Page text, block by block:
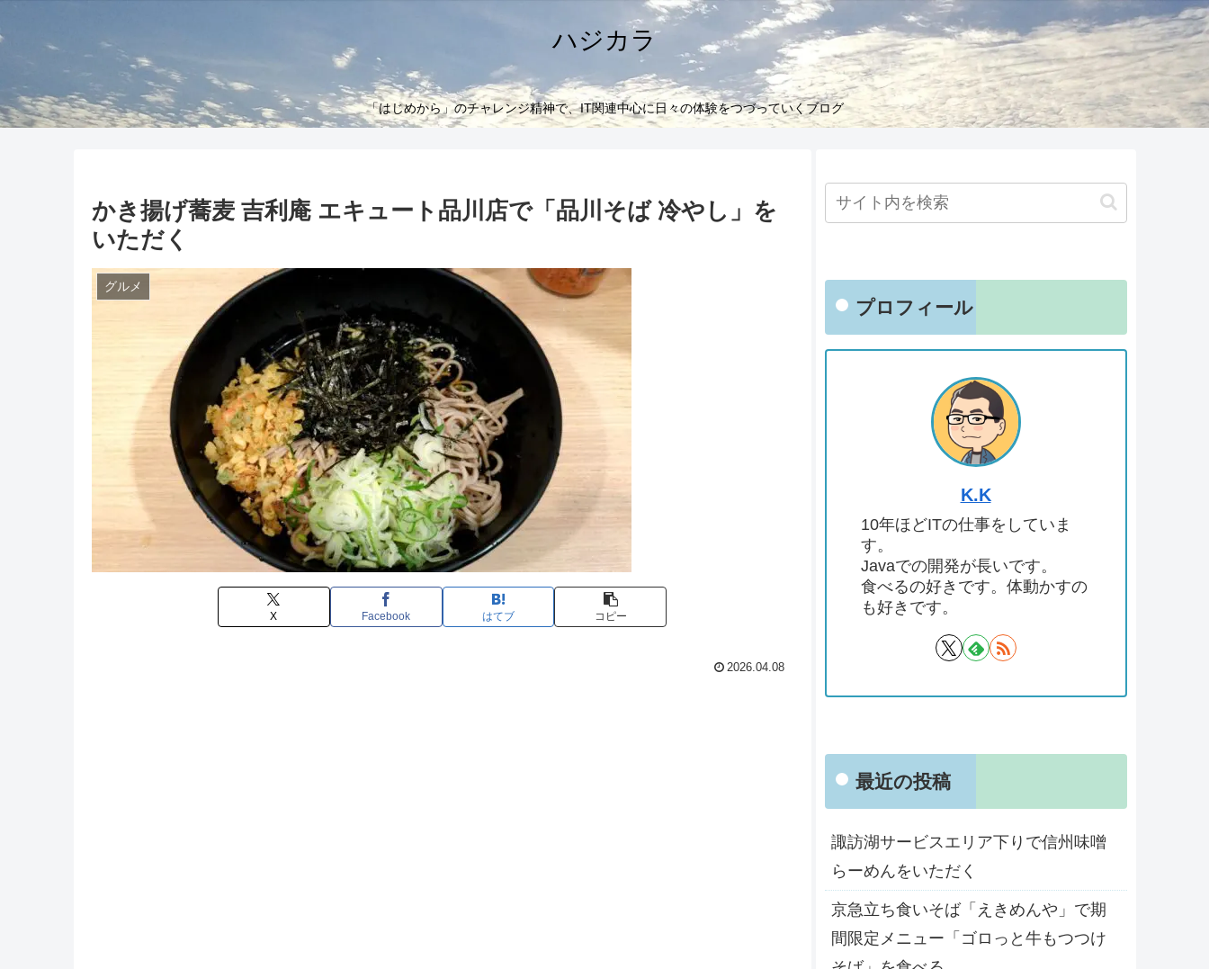
ハジカラ
「はじめから」のチャレンジ精神で、IT関連中心に日々の体験をつづっていくブログ
かき揚げ蕎麦 吉利庵 エキュート品川店で「品川そば 冷やし」を
いただく
グルメ
X Facebook はてブ コピー
2026.04.08
プロフィール
K.K
10年ほどITの仕事をしていま
す。
Javaでの開発が長いです。
食べるの好きです。体動かすの
も好きです。
最近の投稿
諏訪湖サービスエリア下りで信州味噌
らーめんをいただく
京急立ち食いそば「えきめんや」で期
間限定メニュー「ゴロっと牛もつつけ